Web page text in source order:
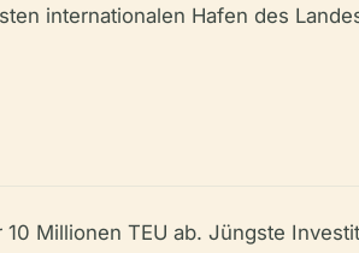
internationalen Hafen des
Millionen TEU ab. Jüngste